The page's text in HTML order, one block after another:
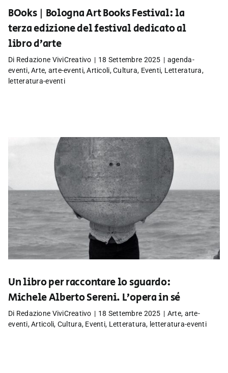
BOoks | Bologna Art Books Festival: la
terza edizione del festival dedicato al
libro d’arte
Di Redazione ViviCreativo | 18 Settembre 2025 | agenda-
eventi,Arte, arte-eventi,Articoli,Cultura, Eventi, Letteratura,
letteratura-eventi
Un libro per raccontare lo sguardo:
Michele Alberto Sereni. L’opera in sé
Di Redazione ViviCreativo | 18 Settembre 2025 | Arte, arte-
eventi,Articoli, Cultura, Eventi, Letteratura, letteratura-eventi